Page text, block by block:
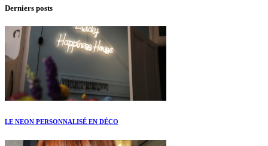
Derniers posts
LE NEON PERSONNALISÉ EN DÉCO